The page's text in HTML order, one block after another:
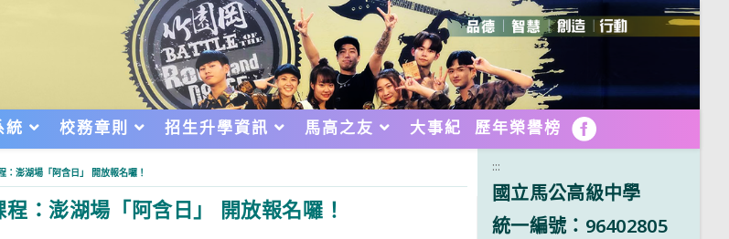
統 校務章則 招生升學資訊 馬高之友 大事紀 歷年榮譽榜 FB
：澎湖場「阿含日」 開放報名囉！
：澎湖場「阿含日」 開放報名囉！
:::
國立馬公高級中學
統一編號：96402805